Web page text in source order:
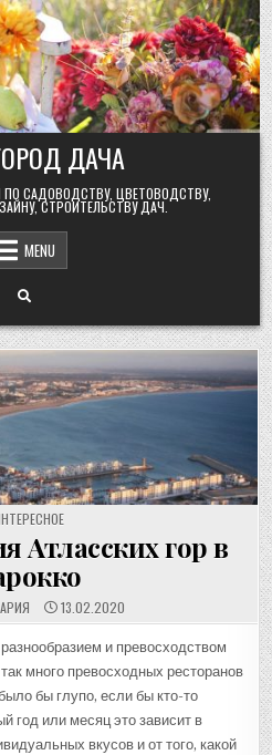
ДАЧА
САДОВОДСТВУ, ЦВЕТОВОДСТВУ,
СТРОИТЕЛЬСТВУ ДАЧ.
MENU
Атласских гор в
13.02.2020
и превосходством
много превосходных ресторанов
бы глупо, если бы кто-то
год или месяц это зависит в
вкусов и от того, какой